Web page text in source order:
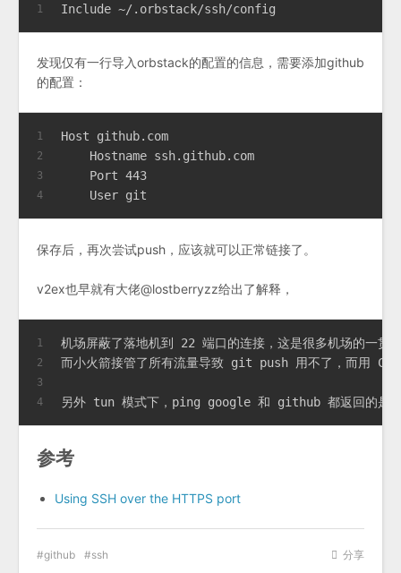
1 Include ~/.orbstack/ssh/config
发现仅有一行导入orbstack的配置的信息，需要添加github
的配置：
1
2
3
4
Host github.com
    Hostname ssh.github.com
    Port 443
    User git
保存后，再次尝试push，应该就可以正常链接了。
v2ex也早就有大佬@lostberryzz给出了解释，
1
2
3
4
机场屏蔽了落地机到 22 端口的连接，这是很多机场的一贯
而小火箭接管了所有流量导致 git push 用不了，而用
另外 tun 模式下，ping google 和 github 都返回的是
参考
Using SSH over the HTTPS port
分享
github ssh